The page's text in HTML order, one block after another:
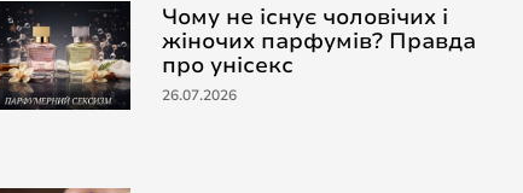
Чому не існує чоловічих і
жіночих парфумів? Правда
про унісекс
26.07.2026